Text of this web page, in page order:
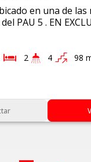
en una de las
PAU 5 . EN
2 4 98